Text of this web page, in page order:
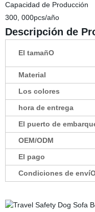
Capacidad de Producción
300, 000pcs/año
Descripción de
El tamañO
Material
Los colores
hora de entrega
El puerto de
OEM/ODM
El pago
Condiciones de